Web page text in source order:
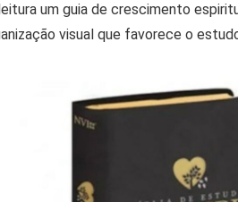
um guia de crescimento
visual que favorece o